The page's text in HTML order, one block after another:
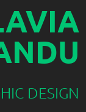
DESIGN